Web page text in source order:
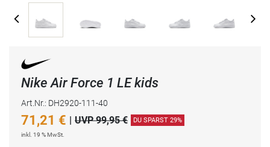
Nike Air Force 1 LE kids
Art.Nr.: DH2920-111-40
71,21 € | UVP 99,95 € DU SPARST 29%
inkl. 19 % MwSt.